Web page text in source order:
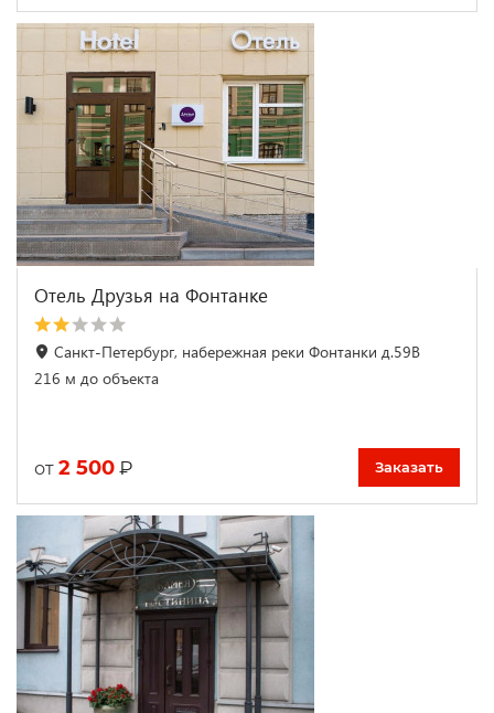
Отель Друзья на Фонтанке
Санкт-Петербург, набережная реки Фонтанки д.59В
216 м до объекта
от 2 500 ₽ Заказать